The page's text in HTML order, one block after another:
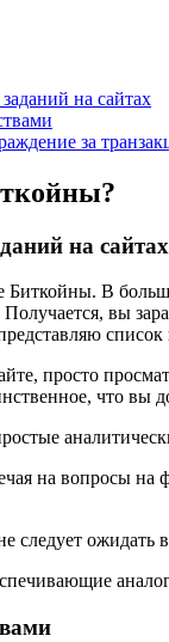
на сайтах
за
на сайтах
В
вы
список
просто
что вы
на вопросы на
ожидать